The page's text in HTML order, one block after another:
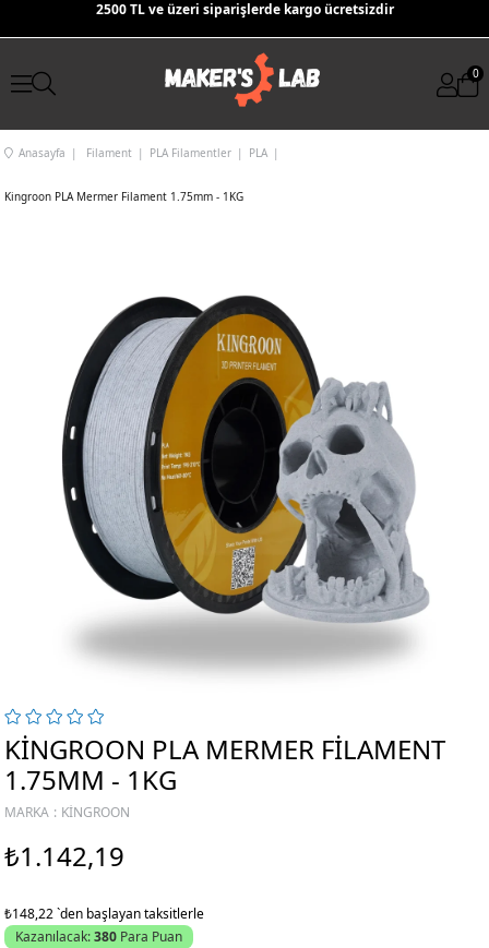
2500 TL ve üzeri siparişlerde kargo ücretsizdir
0
Anasayfa Filament PLA Filamentler PLA
Kingroon PLA Mermer Filament 1.75mm - 1KG
KINGROON PLA MERMER FILAMENT
1.75MM - 1KG
MARKA : KINGROON
₺1.142,19
₺148,22 `den başlayan taksitlerle
Kazanılacak:380 Para Puan